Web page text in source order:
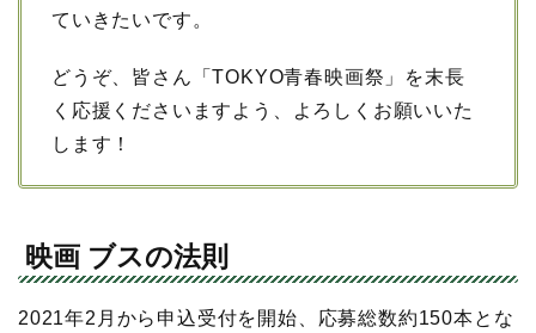
ていきたいです。
どうぞ、皆さん「TOKYO青春映画祭」を末長
く応援くださいますよう、よろしくお願いいた
します！
映画 ブスの法則
2021年2月から申込受付を開始、応募総数約150本とな